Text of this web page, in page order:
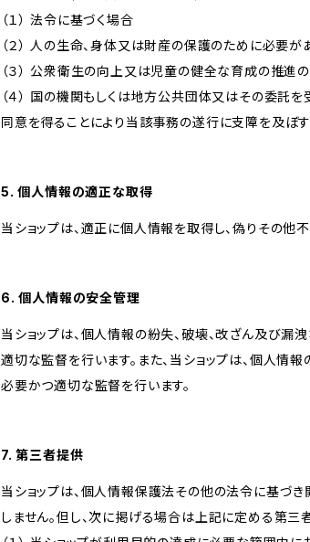
（１） 法令に基づく場合
（２） 人の生命、身体又は財産の保護のために必要
（３） 公衆衛生の向上又は児童の健全な育成の推進
（４） 国の機関もしくは地方公共団体又はその委託
同意を得ることにより当該事務の遂行に支障を及ぼ
5. 個人情報の適正な取得
当ショップは、適正に個人情報を取得し、偽りその他
6. 個人情報の安全管理
当ショップは、個人情報の紛失、破壊、改ざん及び漏
適切な監督を行います。また、当ショップは、個人
必要かつ適切な監督を行います。
7. 第三者提供
当ショップは、個人情報保護法その他の法令に基づ
しません。但し、次に掲げる場合は上記に定める第三